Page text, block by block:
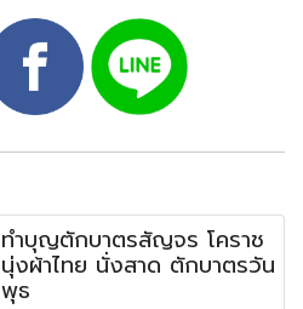
ทำบุญตักบาตรสัญจร โคราช
นุ่งผ้าไทย นั่งสาด ตักบาตรวัน
พุธ